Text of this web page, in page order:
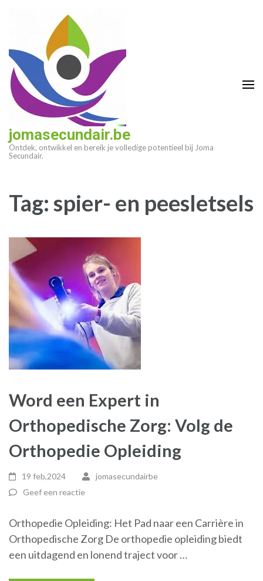
(druk
enter)
jomasecundair.be
Ontdek, ontwikkel en bereik je volledige potentieel bij Joma
Secundair.
Tag:spier- en peesletsels
Word een Expert in
Orthopedische Zorg: Volg de
Orthopedie Opleiding
19 feb,2024
jomasecundairbe
Geef een reactie
Orthopedie Opleiding: Het Pad naar een Carrière in
Orthopedische Zorg De orthopedie opleiding biedt
een uitdagend en lonend traject voor …